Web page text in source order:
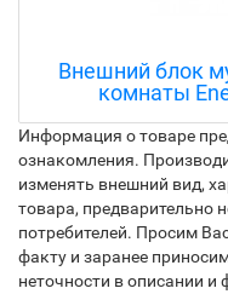
Внешний блок
комнаты
Информация о товаре
ознакомления.
изменять внешний вид,
товара, предварительно
потребителей. Просим
факту и заранее
неточности в описании